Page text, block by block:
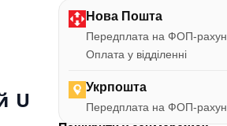
U
Нова Пошта
Передплата на ФОП-
Оплата у відділенні
Укрпошта
Передплата на ФОП-